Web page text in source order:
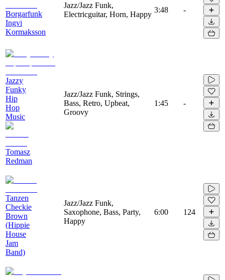
Borgarfunk
Ingvi
Kormaksson
Jazz/Jazz Funk,
Electricguitar, Horn, Happy
3:48 -
Jazzy
Funky
Hip
Hop
Music
Tomasz
Redman
Jazz/Jazz Funk, Strings,
Bass, Retro, Upbeat,
Groovy
1:45 -
Tanzen
Checkie
Brown
(Hippie
House
Jam
Band)
Jazz/Jazz Funk,
Saxophone, Bass, Party,
Happy
6:00 124